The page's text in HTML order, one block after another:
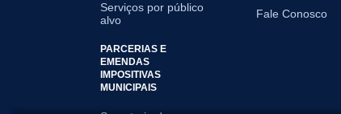
Serviços por público
alvo
Fale Conosco
PARCERIAS E
EMENDAS
IMPOSITIVAS
MUNICIPAIS